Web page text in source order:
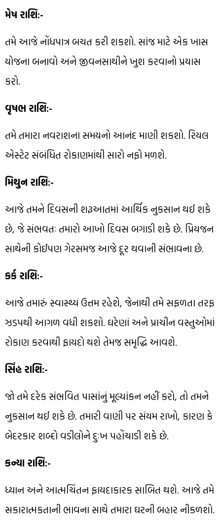
મેષ રાશિ:-
તમે આજે નોંધપાત્ર બચત કરી શકશો. સાંજ માટે એક ખાસ
યોજના બનાવો અને જીવનસાથીને ખુશ કરવાનો પ્રયાસ
કરો.
વૃષભ રાશિ:-
તમે તમારા નવરાશના સમયનો આનંદ માણી શકશો. રિયલ
એસ્ટેટ સંબંધિત રોકાણમાંથી સારો નફો મળશે.
મિથુન રાશિ:-
આજે તમને દિવસની શરૂઆતમાં આર્થિક નુકસાન થઈ શકે
છે, જે સંભવતઃ તમારો આખો દિવસ બગાડી શકે છે. પ્રિયજન
સાથેની કોઈપણ ગેરસમજ આજે દૂર થવાની સંભાવના છે.
કર્ક રાશિ:-
આજે તમારું સ્વાસ્થ્ય ઉત્તમ રહેશે, જેનાથી તમે સફળતા તરફ
ઝડપથી આગળ વધી શકશો. ઘરેણાં અને પ્રાચીન વસ્તુઓમાં
રોકાણ કરવાથી ફાયદો થશે તેમજ સમૃદ્ધિ આવશે.
સિંહ રાશિ:-
જો તમે દરેક સંભવિત પાસાંનું મૂલ્યાંકન નહીં કરો, તો તમને
નુકસાન થઈ શકે છે. તમારી વાણી પર સંયમ રાખો, કારણ કે
બેદરકાર શબ્દો વડીલોને દુઃખ પહોંચાડી શકે છે.
કન્યા રાશિ:-
ધ્યાન અને આત્મચિંતન ફાયદાકારક સાબિત થશે. આજે તમે
સકારાત્મકતાની ભાવના સાથે તમારા ઘરની બહાર નીકળશો.